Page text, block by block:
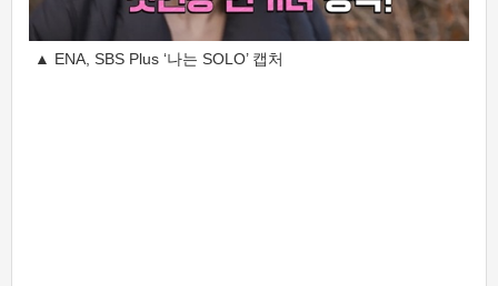
▲ ENA, SBS Plus ‘나는 SOLO’ 캡처